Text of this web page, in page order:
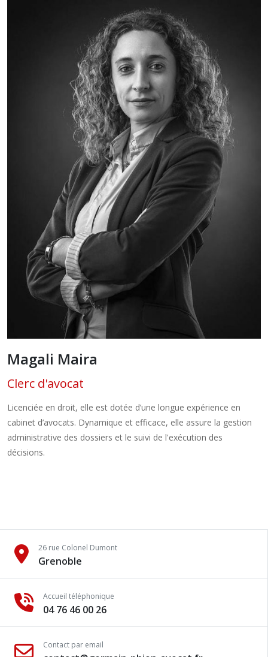
Magali Maira
Clerc d'avocat
Licenciée en droit, elle est dotée d’une longue expérience en
cabinet d’avocats. Dynamique et efficace, elle assure la gestion
administrative des dossiers et le suivi de l'exécution des
décisions.
26 rue Colonel Dumont
Grenoble
Accueil téléphonique
04 76 46 00 26
Contact par email